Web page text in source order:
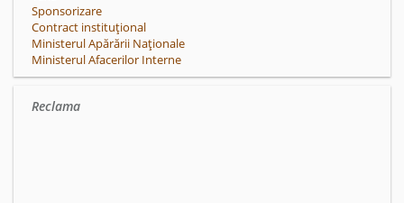
Sponsorizare
Contract instituțional
Ministerul Apărării Naționale
Ministerul Afacerilor Interne
Reclama